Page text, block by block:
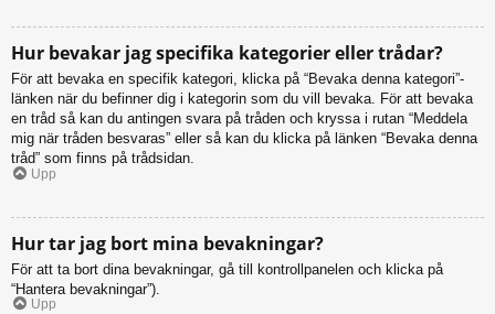
Hur bevakar jag specifika kategorier eller trådar?
För att bevaka en specifik kategori, klicka på “Bevaka denna kategori”-
länken när du befinner dig i kategorin som du vill bevaka. För att bevaka
en tråd så kan du antingen svara på tråden och kryssa i rutan “Meddela
mig när tråden besvaras” eller så kan du klicka på länken “Bevaka denna
tråd” som finns på trådsidan.
Upp
Hur tar jag bort mina bevakningar?
För att ta bort dina bevakningar, gå till kontrollpanelen och klicka på
“Hantera bevakningar”).
Upp